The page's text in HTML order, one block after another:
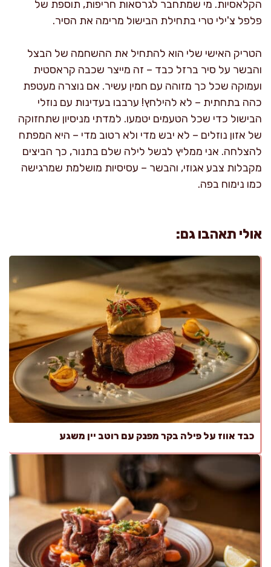
הקלאסיות. מי שמתחבר לגרסאות חריפות, תוספת של
פלפל צ'ילי טרי בתחילת הבישול מרימה את הסיר.
הטריק האישי שלי הוא להתחיל את ההשחמה של הבצל
והבשר על סיר ברזל כבד – זה מייצר שכבה קראסטית
ועמוקה שכל כך מזוהה עם חמין עשיר. אם נוצרה מעטפת
כהה בתחתית – לא להילחץ! ערבבו בעדינות עם נוזלי
הבישול כדי שכל הטעמים יטמעו. למדתי מניסיון שתחזוקה
של אזון נוזלים – לא יבש מדי ולא רטוב מדי – היא המפתח
להצלחה. אני ממליץ לבשל לילה שלם בתנור, כך הביצים
מקבלות צבע אגוזי, והבשר – עסיסיות מושלמת שמרגישה
כמו נימוח בפה.
אולי תאהבו גם:
כבד אווז על פילה בקר מפנק עם רוטב יין משגע